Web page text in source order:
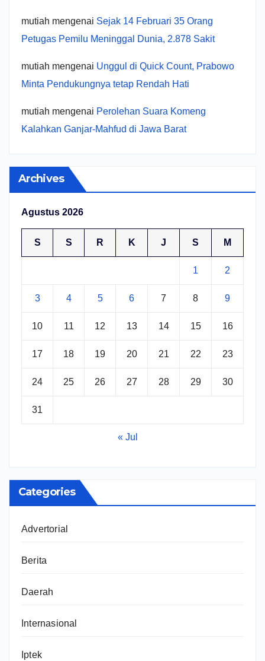
mutiah mengenai Sejak 14 Februari 35 Orang
Petugas Pemilu Meninggal Dunia, 2.878 Sakit
mutiah mengenai Unggul di Quick Count, Prabowo
Minta Pendukungnya tetap Rendah Hati
mutiah mengenai Perolehan Suara Komeng
Kalahkan Ganjar-Mahfud di Jawa Barat
Archives
Agustus 2026
S S R K J S M
1 2
3 4 5 6 7 8 9
10 11 12 13 14 15 16
17 18 19 20 21 22 23
24 25 26 27 28 29 30
31
« Jul
Categories
Advertorial
Berita
Daerah
Internasional
Iptek